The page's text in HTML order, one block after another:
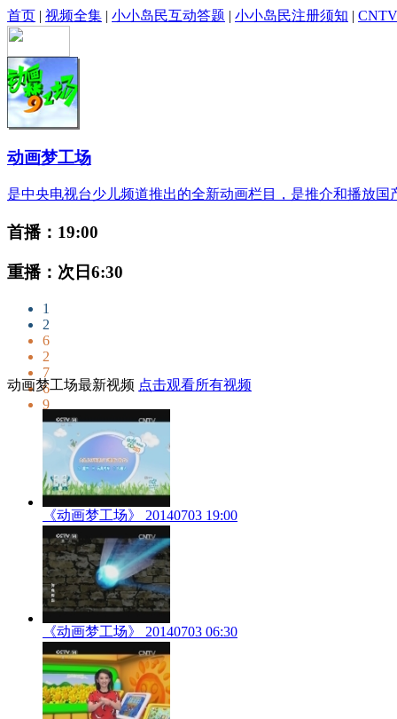
首页 | 视频全集 | 小小岛民互动答题 | 小小岛民注册须知 |
动画梦工场
是中央电视台少儿频道推出的全新动画栏目，是推介和播放
首播：19:00
重播：次日6:30
1
2
6
2
7
6
9
动画梦工场最新视频 点击观看所有视频
《动画梦工场》 20140703 19:00
《动画梦工场》 20140703 06:30